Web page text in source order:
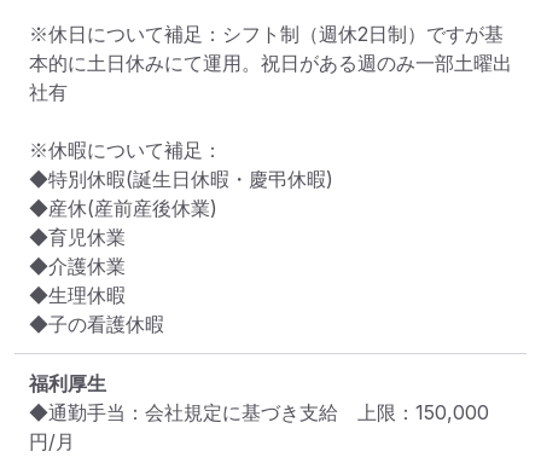
※休日について補足：シフト制（週休2日制）ですが基
本的に土日休みにて運用。祝日がある週のみ一部土曜出
社有
※休暇について補足：
◆特別休暇(誕生日休暇・慶弔休暇)
◆産休(産前産後休業)
◆育児休業
◆介護休業
◆生理休暇
◆子の看護休暇
福利厚生
◆通勤手当：会社規定に基づき支給　上限：150,000
円/月